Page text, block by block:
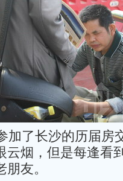
加了长沙的历届房
云烟，但是每逢看
友。